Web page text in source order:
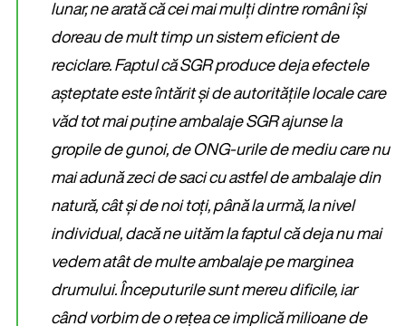
lunar, ne arată că cei mai mulți dintre români își
doreau de mult timp un sistem eficient de
reciclare. Faptul că SGR produce deja efectele
așteptate este întărit și de autoritățile locale care
văd tot mai puține ambalaje SGR ajunse la
gropile de gunoi, de ONG-urile de mediu care nu
mai adună zeci de saci cu astfel de ambalaje din
natură,cât și de noi toți, până la urmă, la nivel
individual, dacă ne uităm la faptul că deja nu mai
vedem atât de multe ambalaje pe marginea
drumului.Începuturile sunt mereu dificile, iar
când vorbim de o rețea ce implică milioane de